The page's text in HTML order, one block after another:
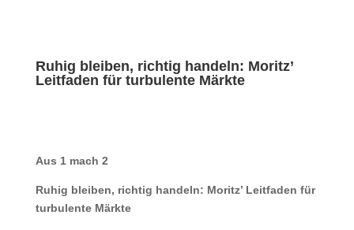
Ruhig bleiben, richtig handeln: Moritz’
Leitfaden für turbulente Märkte
Aus 1 mach 2
Ruhig bleiben, richtig handeln: Moritz’ Leitfaden für
turbulente Märkte